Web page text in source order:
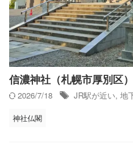
信濃神社（札幌市厚別区）
2026/7/18
JR駅が近い, 地
神社仏閣